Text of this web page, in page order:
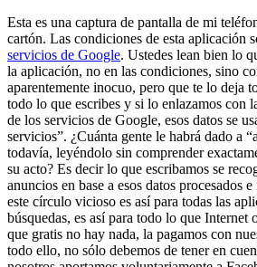
Esta es una captura de pantalla de mi
cartón. Las condiciones de esta aplicación
servicios de Google. Ustedes lean bien lo
la aplicación, no en las condiciones, sino
aparentemente inocuo, pero que te lo deja
todo lo que escribes y si lo enlazamos con
de los servicios de Google, esos datos se
servicios”. ¿Cuánta gente le habrá dado a
todavía, leyéndolo sin comprender
su acto? Es decir lo que escribamos se
anuncios en base a esos datos procesados
este círculo vicioso es así para todas las
búsquedas, es así para todo lo que Internet
que gratis no hay nada, la pagamos con
todo ello, no sólo debemos de tener en